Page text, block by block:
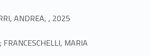
ANDREA, , 2025
MARIA